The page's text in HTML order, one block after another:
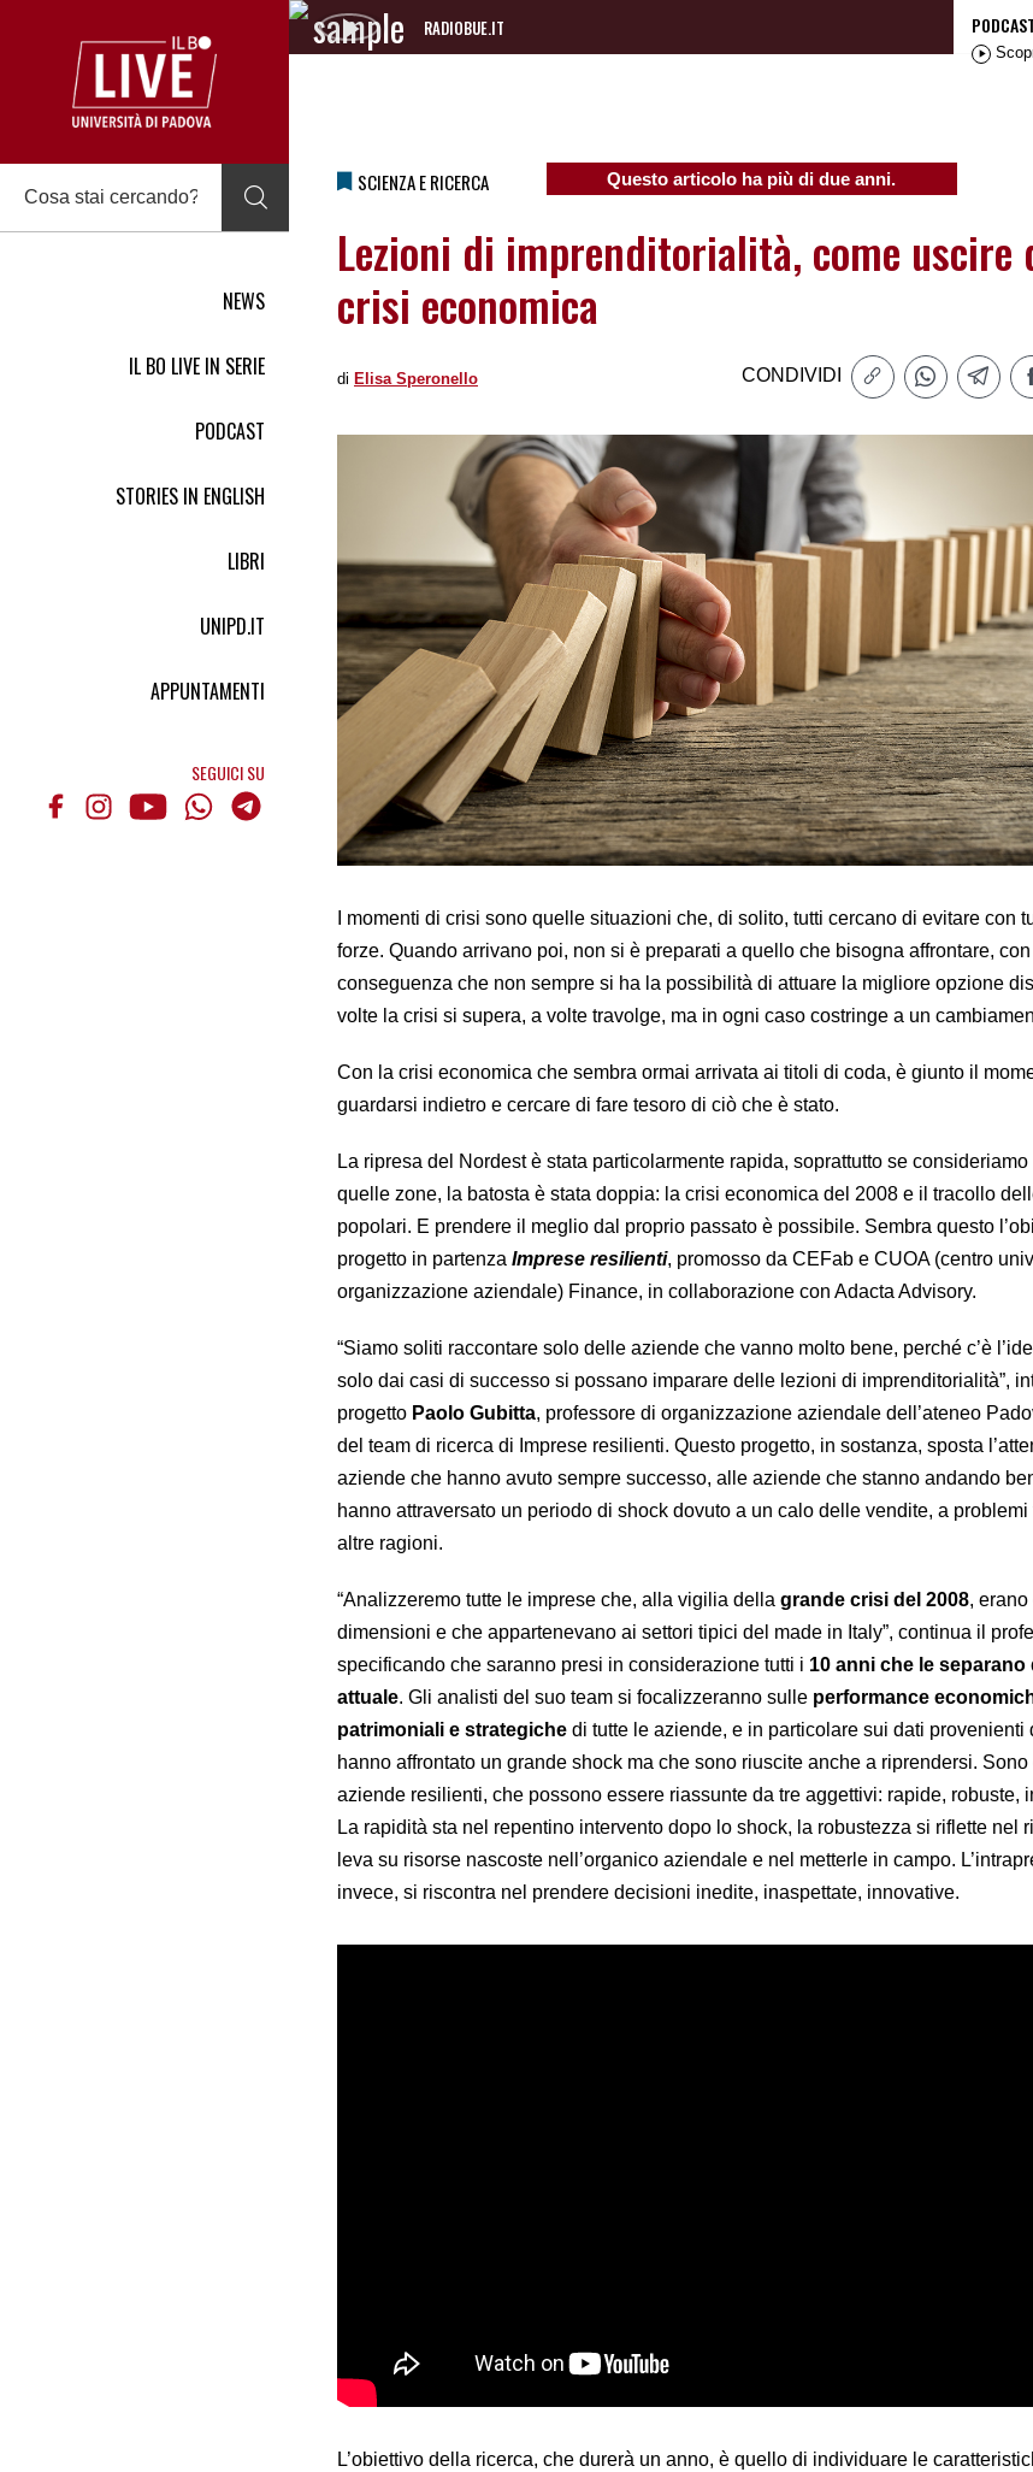
NEWS
IL BO LIVE IN SERIE
PODCAST
STORIES IN ENGLISH
LIBRI
UNIPD.IT
APPUNTAMENTI
SEGUICI SU
RADIOBUE.IT
Audio
SCIENZA E RICERCA Questo articolo ha più di due anni.
Lezioni di imprenditorialità, come uscire
crisi economica
di Elisa Speronello CONDIVIDI
I momenti di crisi sono quelle situazioni che, di solito, tutti cercano di evitare con
forze. Quando arrivano poi, non si è preparati a quello che bisogna affrontare,
conseguenza che non sempre si ha la possibilità di attuare la migliore opzione
volte la crisi si supera, a volte travolge, ma in ogni caso costringe a un
Con la crisi economica che sembra ormai arrivata ai titoli di coda, è giunto il
guardarsi indietro e cercare di fare tesoro di ciò che è stato.
La ripresa del Nordest è stata particolarmente rapida, soprattutto se consideriamo
quelle zone, la batosta è stata doppia: la crisi economica del 2008 e il tracollo
popolari. E prendere il meglio dal proprio passato è possibile. Sembra questo
progetto in partenza Imprese resilienti, promosso da CEFab e CUOA (centro
organizzazione aziendale) Finance, in collaborazione con Adacta Advisory.
“Siamo soliti raccontare solo delle aziende che vanno molto bene, perché c’è
solo dai casi di successo si possano imparare delle lezioni di imprenditorialità”,
progetto Paolo Gubitta, professore di organizzazione aziendale dell’ateneo
del team di ricerca di Imprese resilienti. Questo progetto, in sostanza, sposta
aziende che hanno avuto sempre successo, alle aziende che stanno andando
hanno attraversato un periodo di shock dovuto a un calo delle vendite, a problemi
altre ragioni.
“Analizzeremo tutte le imprese che, alla vigilia della grande crisi del 2008,
dimensioni e che appartenevano ai settori tipici del made in Italy”, continua il
specificando che saranno presi in considerazione tutti i 10 anni che le
attuale. Gli analisti del suo team si focalizzeranno sulle performance
patrimoniali e strategiche di tutte le aziende, e in particolare sui dati provenienti
hanno affrontato un grande shock ma che sono riuscite anche a riprendersi.
aziende resilienti, che possono essere riassunte da tre aggettivi: rapide, robuste,
La rapidità sta nel repentino intervento dopo lo shock, la robustezza si riflette nel
leva su risorse nascoste nell’organico aziendale e nel metterle in campo.
invece, si riscontra nel prendere decisioni inedite, inaspettate, innovative.
L’obiettivo della ricerca, che durerà un anno, è quello di individuare le